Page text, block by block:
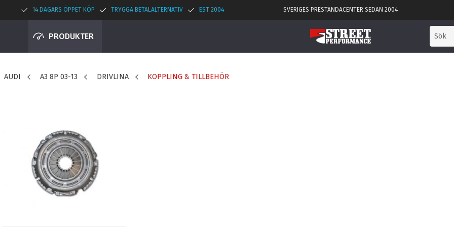
14 DAGARS ÖPPET KÖP TRYGGA BETALALTERNATIV EST 2004 SVERIGES PRESTANDACENTER SEDAN 2004
PRODUKTER
AUDI A3 8P 03-13 DRIVLINA KOPPLING & TILLBEHÖR